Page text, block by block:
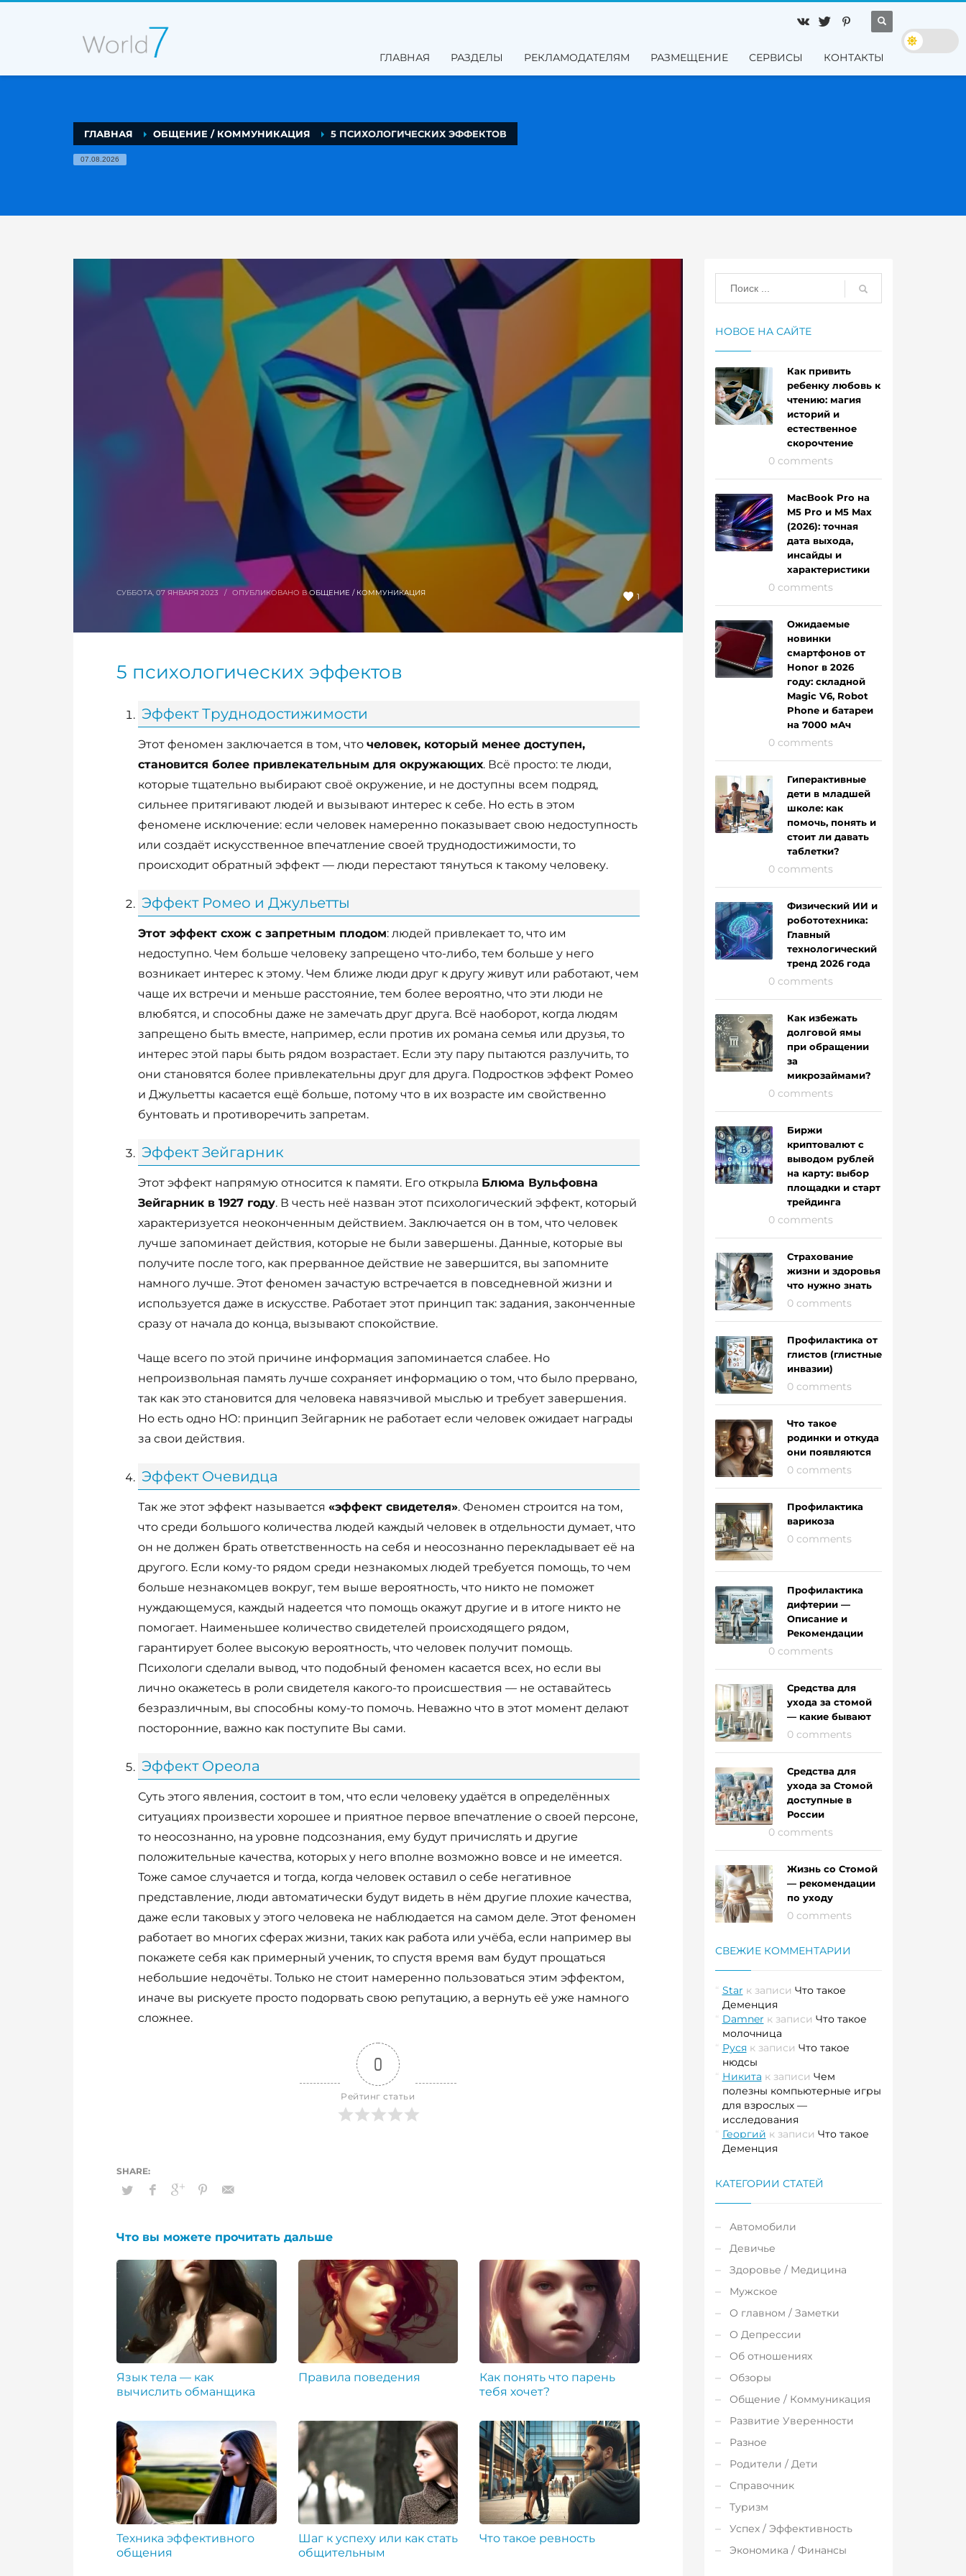
ГЛАВНАЯ РАЗДЕЛЫ РЕКЛАМОДАТЕЛЯМ РАЗМЕЩЕНИЕ СЕРВИСЫ КОНТАКТЫ
ГЛАВНАЯ ОБЩЕНИЕ / КОММУНИКАЦИЯ 5 ПСИХОЛОГИЧЕСКИХ ЭФФЕКТОВ
07.08.2026
1
СУББОТА, 07 ЯНВАРЯ 2023 / ОПУБЛИКОВАНО ВОБЩЕНИЕ / КОММУНИКАЦИЯ
5 психологических эффектов
Эффект Труднодостижимости
Этот феномен заключается в том, что человек, который менее доступен,
становится более привлекательным для окружающих. Всё просто: те люди,
которые тщательно выбирают своё окружение, и не доступны всем подряд,
сильнее притягивают людей и вызывают интерес к себе. Но есть в этом
феномене исключение: если человек намеренно показывает свою недоступность
или создаёт искусственное впечатление своей труднодостижимости, то
происходит обратный эффект — люди перестают тянуться к такому человеку.
Эффект Ромео и Джульетты
Этот эффект схож с запретным плодом: людей привлекает то, что им
недоступно. Чем больше человеку запрещено что-либо, тем больше у него
возникает интерес к этому. Чем ближе люди друг к другу живут или работают, чем
чаще их встречи и меньше расстояние, тем более вероятно, что эти люди не
влюбятся, и способны даже не замечать друг друга. Всё наоборот, когда людям
запрещено быть вместе, например, если против их романа семья или друзья, то
интерес этой пары быть рядом возрастает. Если эту пару пытаются разлучить, то
они становятся более привлекательны друг для друга. Подростков эффект Ромео
и Джульетты касается ещё больше, потому что в их возрасте им свойственно
бунтовать и противоречить запретам.
Эффект Зейгарник
Этот эффект напрямую относится к памяти. Его открыла Блюма Вульфовна
Зейгарник в 1927 году. В честь неё назван этот психологический эффект, который
характеризуется неоконченным действием. Заключается он в том, что человек
лучше запоминает действия, которые не были завершены. Данные, которые вы
получите после того, как прерванное действие не завершится, вы запомните
намного лучше. Этот феномен зачастую встречается в повседневной жизни и
используется даже в искусстве. Работает этот принцип так: задания, законченные
сразу от начала до конца, вызывают спокойствие.
Чаще всего по этой причине информация запоминается слабее. Но
непроизвольная память лучше сохраняет информацию о том, что было прервано,
так как это становится для человека навязчивой мыслью и требует завершения.
Но есть одно НО: принцип Зейгарник не работает если человек ожидает награды
за свои действия.
Эффект Очевидца
Так же этот эффект называется «эффект свидетеля». Феномен строится на том,
что среди большого количества людей каждый человек в отдельности думает, что
он не должен брать ответственность на себя и неосознанно перекладывает её на
другого. Если кому-то рядом среди незнакомых людей требуется помощь, то чем
больше незнакомцев вокруг, тем выше вероятность, что никто не поможет
нуждающемуся, каждый надеется что помощь окажут другие и в итоге никто не
помогает. Наименьшее количество свидетелей происходящего рядом,
гарантирует более высокую вероятность, что человек получит помощь.
Психологи сделали вывод, что подобный феномен касается всех, но если вы
лично окажетесь в роли свидетеля какого-то происшествия — не оставайтесь
безразличным, вы способны кому-то помочь. Неважно что в этот момент делают
посторонние, важно как поступите Вы сами.
Эффект Ореола
Суть этого явления, состоит в том, что если человеку удаётся в определённых
ситуациях произвести хорошее и приятное первое впечатление о своей персоне,
то неосознанно, на уровне подсознания, ему будут причислять и другие
положительные качества, которых у него вполне возможно вовсе и не имеется.
Тоже самое случается и тогда, когда человек оставил о себе негативное
представление, люди автоматически будут видеть в нём другие плохие качества,
даже если таковых у этого человека не наблюдается на самом деле. Этот феномен
работает во многих сферах жизни, таких как работа или учёба, если например вы
покажете себя как примерный ученик, то спустя время вам будут прощаться
небольшие недочёты. Только не стоит намеренно пользоваться этим эффектом,
иначе вы рискуете просто подорвать свою репутацию, а вернуть её уже намного
сложнее.
0
Рейтинг статьи
Что вы можете прочитать дальше
Язык тела — как
вычислить обманщика
Правила поведения
Как понять что парень
тебя хочет?
Техника эффективного
общения
Шаг к успеху или как стать
общительным
Что такое ревность
НОВОЕ НА САЙТЕ
Как привить
ребенку любовь к
чтению: магия
историй и
естественное
скорочтение
0 comments
MacBook Pro на
M5 Pro и M5 Max
(2026): точная
дата выхода,
инсайды и
характеристики
0 comments
Ожидаемые
новинки
смартфонов от
Honor в 2026
году: складной
Magic V6, Robot
Phone и батареи
на 7000 мАч
0 comments
Гиперактивные
дети в младшей
школе: как
помочь, понять и
стоит ли давать
таблетки?
0 comments
Физический ИИ и
робототехника:
Главный
технологический
тренд 2026 года
0 comments
Как избежать
долговой ямы
при обращении
за
микрозаймами?
0 comments
Биржи
криптовалют с
выводом рублей
на карту: выбор
площадки и старт
трейдинга
0 comments
Страхование
жизни и здоровья
что нужно знать
0 comments
Профилактика от
глистов (глистные
инвазии)
0 comments
Что такое
родинки и откуда
они появляются
0 comments
Профилактика
варикоза
0 comments
Профилактика
дифтерии —
Описание и
Рекомендации
0 comments
Средства для
ухода за стомой
— какие бывают
0 comments
Средства для
ухода за Стомой
доступные в
России
0 comments
Жизнь со Стомой
— рекомендации
по уходу
0 comments
СВЕЖИЕ КОММЕНТАРИИ
Star к записи Что такое
Деменция
Damner к записи Что такое
молочница
Руся к записи Что такое
нюдсы
Никита к записи Чем
полезны компьютерные игры
для взрослых —
исследования
Георгий к записи Что такое
Деменция
КАТЕГОРИИ СТАТЕЙ
Автомобили
Девичье
Здоровье / Медицина
Мужское
О главном / Заметки
О Депрессии
Об отношениях
Обзоры
Общение / Коммуникация
Развитие Уверенности
Разное
Родители / Дети
Справочник
Туризм
Успех / Эффективность
Экономика / Финансы